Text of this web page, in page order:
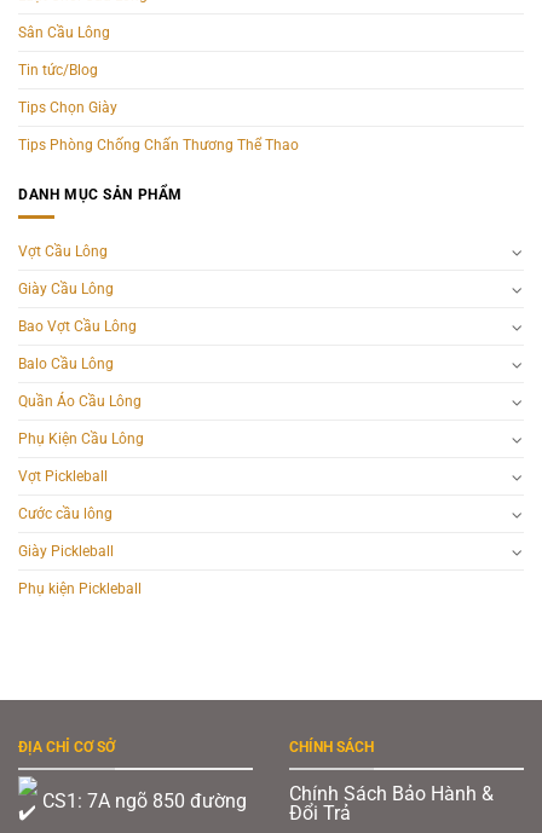
Sân Cầu Lông
Tin tức/Blog
Tips Chọn Giày
Tips Phòng Chống Chấn Thương Thể Thao
DANH MỤC SẢN PHẨM
Vợt Cầu Lông
Giày Cầu Lông
Bao Vợt Cầu Lông
Balo Cầu Lông
Quần Áo Cầu Lông
Phụ Kiện Cầu Lông
Vợt Pickleball
Cước cầu lông
Giày Pickleball
Phụ kiện Pickleball
ĐỊA CHỈ CƠ SỞ
CS1: 7A ngõ 850 đường
CHÍNH SÁCH
Chính Sách Bảo Hành &
Đổi Trả